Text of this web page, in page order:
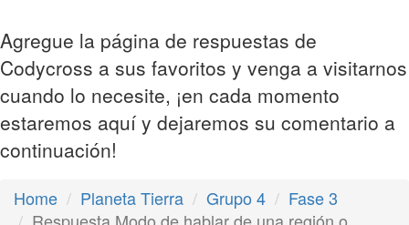
Agregue la página de respuestas de
Codycross a sus favoritos y venga a visitarnos
cuando lo necesite, ¡en cada momento
estaremos aquí y dejaremos su comentario a
continuación!
Home Planeta Tierra Grupo 4
Fase 3
Respuesta Modo de hablar de una región o